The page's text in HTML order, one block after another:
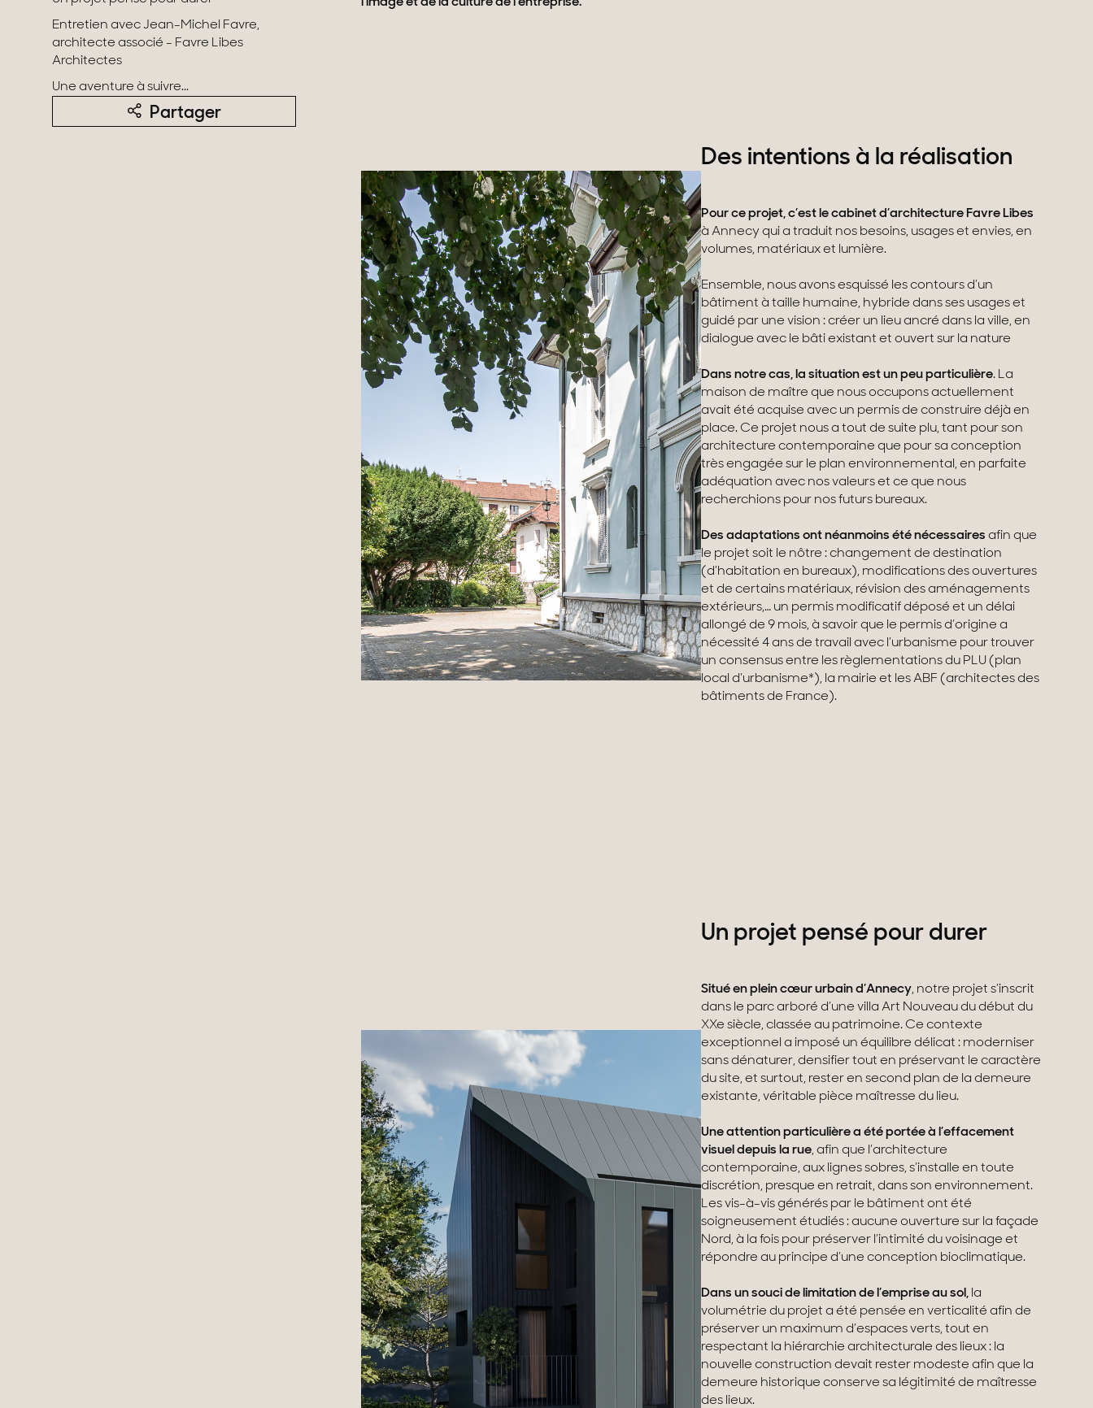
Projets neufs
Tous nos biens
Entretien avec Jean-Michel Favre,
architecte associé - Favre Libes
Architectes
Une aventure à suivre...
Partager
Des intentions à la réalisation
Pour ce projet, c’est le cabinet d’architecture Favre Libes
à Annecy qui a traduit nos besoins, usages et envies, en
volumes, matériaux et lumière.
Ensemble, nous avons esquissé les contours d’un
bâtiment à taille humaine, hybride dans ses usages et
guidé par une vision : créer un lieu ancré dans la ville, en
dialogue avec le bâti existant et ouvert sur la nature
Dans notre cas, la situation est un peu particulière. La
maison de maître que nous occupons actuellement
avait été acquise avec un permis de construire déjà en
place. Ce projet nous a tout de suite plu, tant pour son
architecture contemporaine que pour sa conception
très engagée sur le plan environnemental, en parfaite
adéquation avec nos valeurs et ce que nous
recherchions pour nos futurs bureaux.
Des adaptations ont néanmoins été nécessaires afin que
le projet soit le nôtre : changement de destination
(d’habitation en bureaux), modifications des ouvertures
et de certains matériaux, révision des aménagements
extérieurs,… un permis modificatif déposé et un délai
allongé de 9 mois, à savoir que le permis d’origine a
nécessité 4 ans de travail avec l’urbanisme pour trouver
un consensus entre les règlementations du PLU (plan
local d’urbanisme*), la mairie et les ABF (architectes des
bâtiments de France).
Un projet pensé pour durer
Situé en plein cœur urbain d’Annecy, notre projet s’inscrit
dans le parc arboré d’une villa Art Nouveau du début du
XXe siècle, classée au patrimoine. Ce contexte
exceptionnel a imposé un équilibre délicat : moderniser
sans dénaturer, densifier tout en préservant le caractère
du site, et surtout, rester en second plan de la demeure
existante, véritable pièce maîtresse du lieu.
Une attention particulière a été portée à l’effacement
visuel depuis la rue, afin que l’architecture
contemporaine, aux lignes sobres, s’installe en toute
discrétion, presque en retrait, dans son environnement.
Les vis-à-vis générés par le bâtiment ont été
soigneusement étudiés : aucune ouverture sur la façade
Nord, à la fois pour préserver l’intimité du voisinage et
répondre au principe d’une conception bioclimatique.
Dans un souci de limitation de l’emprise au sol, la
volumétrie du projet a été pensée en verticalité afin de
préserver un maximum d’espaces verts, tout en
respectant la hiérarchie architecturale des lieux : la
nouvelle construction devait rester modeste afin que la
demeure historique conserve sa légitimité de maîtresse
des lieux.